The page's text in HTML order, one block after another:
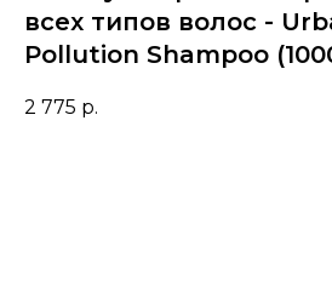
всех типов волос -
Pollution Shampoo
2 775 р.